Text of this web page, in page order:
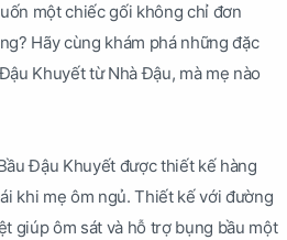
một chiếc gối không chỉ đơn
Hãy cùng khám phá những đặc
Khuyết từ Nhà Đậu, mà mẹ nào
Đậu Khuyết được thiết kế hàng
khi mẹ ôm ngủ. Thiết kế với đường
giúp ôm sát và hỗ trợ bụng bầu một